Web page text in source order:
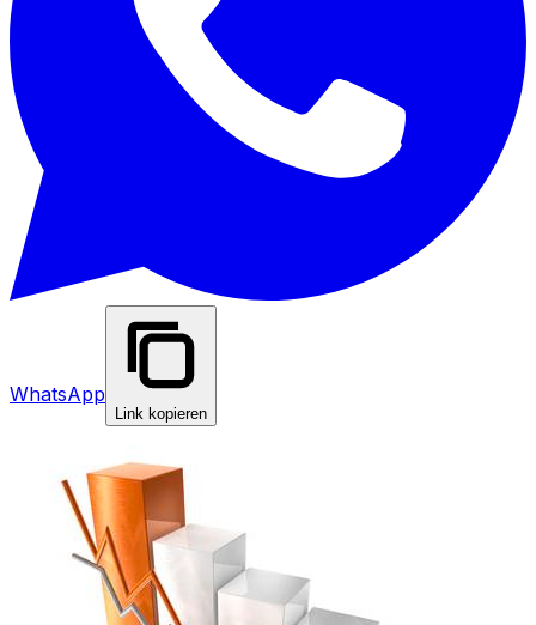
WhatsApp
Link kopieren